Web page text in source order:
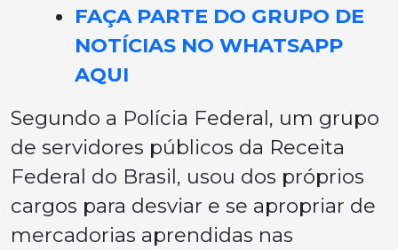
FAÇA PARTE DO GRUPO DE
NOTÍCIAS NO WHATSAPP
AQUI
Segundo a Polícia Federal, um grupo
de servidores públicos da Receita
Federal do Brasil, usou dos próprios
cargos para desviar e se apropriar de
mercadorias aprendidas nas